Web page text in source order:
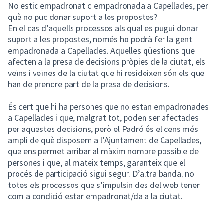
No estic empadronat o empadronada a Capellades, per
què no puc donar suport a les propostes?
En el cas d’aquells processos als qual es pugui donar
suport a les propostes, només ho podrà fer la gent
empadronada a Capellades. Aquelles qüestions que
afecten a la presa de decisions pròpies de la ciutat, els
veïns i veïnes de la ciutat que hi resideixen són els que
han de prendre part de la presa de decisions.
És cert que hi ha persones que no estan empadronades
a Capellades i que, malgrat tot, poden ser afectades
per aquestes decisions, però el Padró és el cens més
ampli de què disposem a l’Ajuntament de Capellades,
que ens permet arribar al màxim nombre possible de
persones i que, al mateix temps, garanteix que el
procés de participació sigui segur. D’altra banda, no
totes els processos que s’impulsin des del web tenen
com a condició estar empadronat/da a la ciutat.